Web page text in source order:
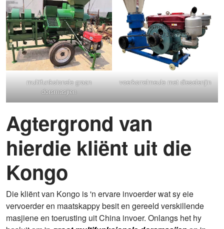
multifunksionele graan
dorsmasjien
voerkorrelmeule met dieselenjin
Agtergrond van
hierdie kliënt uit die
Kongo
Die kliënt van Kongo is 'n ervare invoerder wat sy eie
vervoerder en maatskappy besit en gereeld verskillende
masjiene en toerusting uit China invoer. Onlangs het hy